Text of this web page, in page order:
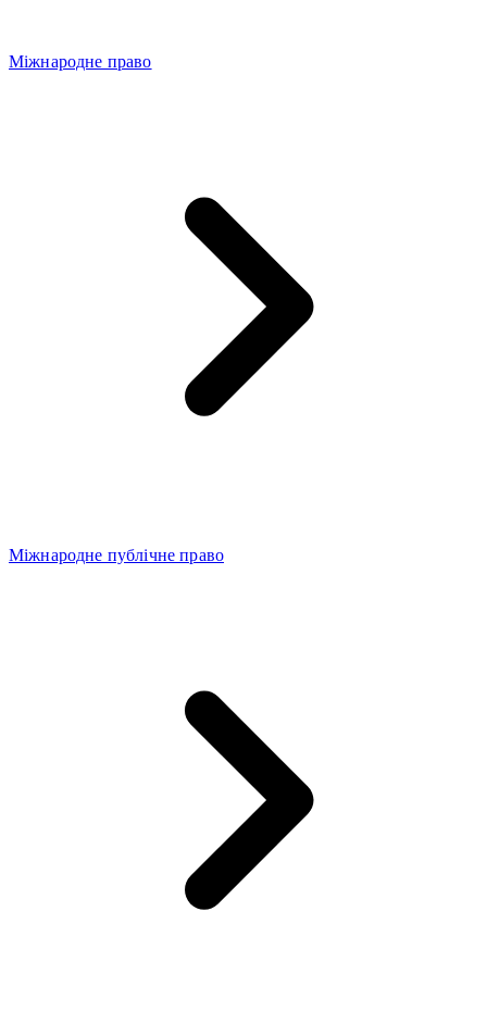
Міжнародне право
Міжнародне публічне право